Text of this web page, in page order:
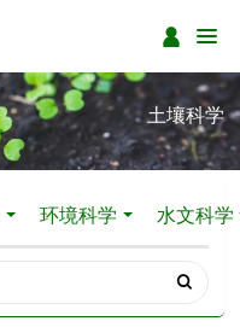
土壤科学
环境科学 水文科学